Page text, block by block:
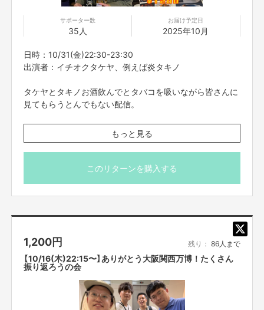
サポーター数
35人
お届け予定日
2025年10月
日時：10/31(金)22:30-23:30
出演者：イチオクタケヤ、例えば炎タキノ
タケヤとタキノお酒飲んでとタバコを吸いながら皆さんに
見てもらうとんでもない配信。
※こちらのリターンは10/27(月)23:59までお買い求め頂け
ます。
※出演者は変更になる場合がありますので予めご了承くだ
もっと見る
このリターンを購入する
1,200円 残り： 86人まで
【10/16(木)22:15〜】ありがとう大阪関西万博！たくさん
振り返ろうの会